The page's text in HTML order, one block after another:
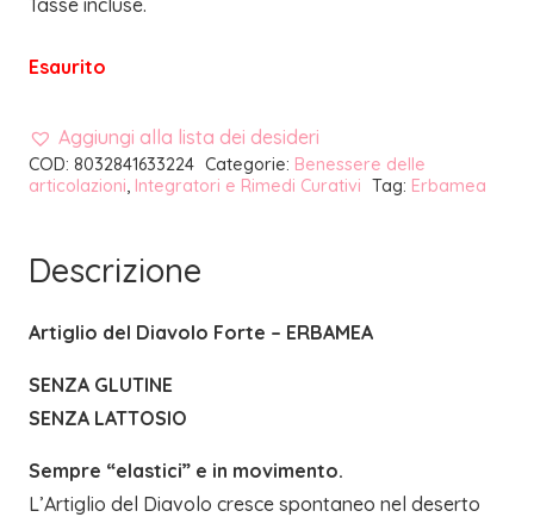
Esaurito
Aggiungi alla lista dei desideri
COD: 8032841633224 Categorie: Benessere delle
articolazioni Integratori e Rimedi Curativi Tag: Erbamea
Descrizione
Artiglio del Diavolo Forte – ERBAMEA
SENZA GLUTINE
SENZA LATTOSIO
Sempre “elastici” e in movimento.
L’Artiglio del Diavolo cresce spontaneo nel deserto